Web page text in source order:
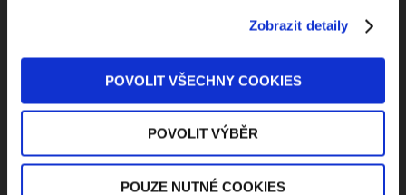
Zobrazit detaily
POVOLIT VŠECHNY COOKIES
POVOLIT VÝBĚR
POUZE NUTNÉ COOKIES
+420 733 661 882
Důležité odkazy